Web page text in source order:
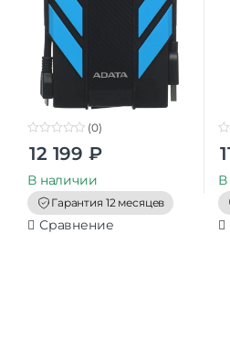
t
o
f
5
(0)
12 199 ₽
В наличии
Гарантия 12 месяцев
Сравнение
t
o
f
5
В